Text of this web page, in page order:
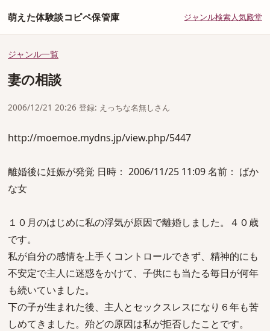
萌えた体験談コピペ保管庫 ジャンル検索人気殿堂
ジャンル一覧
妻の相談
2006/12/21 20:26 登録: えっちな名無しさん
http://moemoe.mydns.jp/view.php/5447
離婚後に妊娠が発覚 日時： 2006/11/25 11:09 名前： ばか
な女
１０月のはじめに私の浮気が原因で離婚しました。４０歳
です。
私が自分の感情を上手くコントロールできず、精神的にも
不安定で主人に迷惑をかけて、子供にも当たる毎日が何年
も続いていました。
下の子が生まれた後、主人とセックスレスになり６年も苦
しめてきました。殆どの原因は私が拒否したことです。